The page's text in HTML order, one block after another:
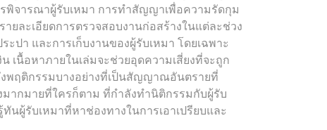
พิจารณาผู้รับเหมา การทำสัญญาเพื่อความรัดกุม
ยละเอียดการตรวจสอบงานก่อสร้างในแต่ละช่วง
ปา และการเก็บงานของผู้รับเหมา โดยเฉพาะ
น เนื้อหาภายในเล่มจะช่วยอุดความเสี่ยงที่จะถูก
พฤติกรรมบางอย่างที่เป็นสัญญาณอันตรายที่
ากมายที่ใครก็ตาม ที่กำลังทำนิติกรรมกับผู้รับ
นผู้รับเหมาที่หาช่องทางในการเอาเปรียบและ